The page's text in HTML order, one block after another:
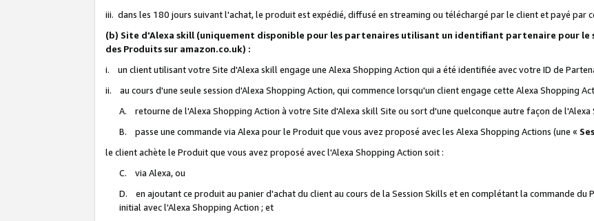
iii. dans les 180 jours suivant l'achat, le produit est expédié, diffusé en streaming ou téléchargé par le client et payé par
(b) Site d'Alexa skill (uniquement disponible pour les partenaires utilisant un identifiant partenaire pour le
des Produits sur amazon.co.uk) :
i. un client utilisant votre Site d'Alexa skill engage une Alexa Shopping Action qui a été identifiée avec votre ID de
ii. au cours d'une seule session d'Alexa Shopping Action, qui commence lorsqu'un client engage cette Alexa Shopping
A. retourne de l'Alexa Shopping Action à votre Site d'Alexa skill Site ou sort d'une quelconque autre façon de l'Alexa
B. passe une commande via Alexa pour le Produit que vous avez proposé avec les Alexa Shopping Actions (une «
le client achète le Produit que vous avez proposé avec l'Alexa Shopping Action soit :
C. via Alexa, ou
D. en ajoutant ce produit au panier d'achat du client au cours de la Session Skills et en complétant la commande du
initial avec l'Alexa Shopping Action ; et